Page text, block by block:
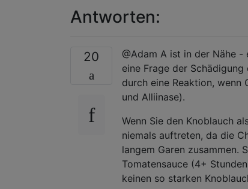
Antworten:
20
@Adam A ist in der Nähe
eine Frage der
durch eine Reaktion,
und Alliinase).
Wenn Sie den Knoblauch
niemals auftreten, da die
langem Garen zusammen.
Tomatensauce (4+
keinen so starken